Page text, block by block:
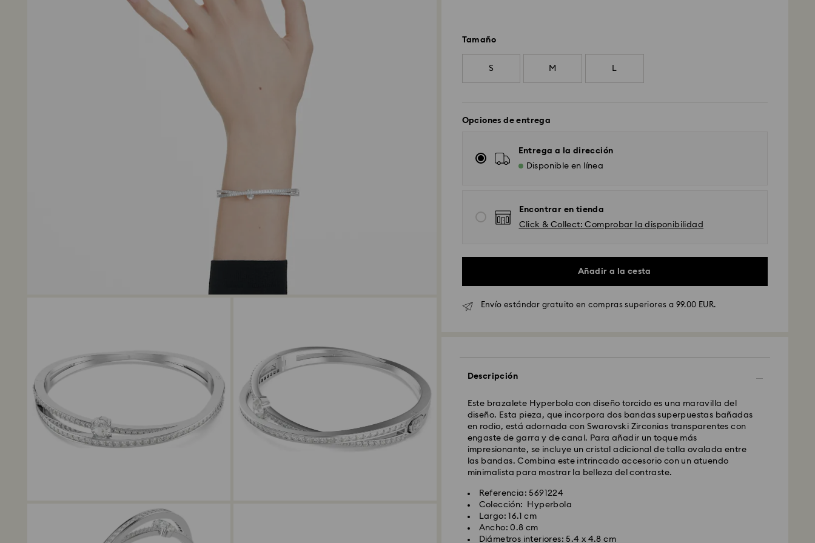
Tamaño
S M L
Opciones de entrega
Entrega a la dirección
Disponible en línea
Encontrar en tienda
Click & Collect: Comprobar la disponibilidad
Añadir a la cesta
Envío estándar gratuito en compras superiores a 99.00 EUR.
Descripción
Este brazalete Hyperbola con diseño torcido es una maravilla del
diseño. Esta pieza, que incorpora dos bandas superpuestas bañadas
en rodio, está adornada con Swarovski Zirconias transparentes con
engaste de garra y de canal. Para añadir un toque más
impresionante, se incluye un cristal adicional de talla ovalada entre
las bandas. Combina este intrincado accesorio con un atuendo
minimalista para mostrar la belleza del contraste.
Referencia: 5691224
Colección: Hyperbola
Largo: 16.1 cm
Ancho: 0.8 cm
Diámetros interiores: 5.4 x 4.8 cm
serán procesados y enviados el mismo día laboral.
procesamiento y envío.
(5-6 días a las Islas Baleares)
Coste envío estándar: EUR 6.95
Envío estándar gratuito por compras superiores a: EUR 99
Envío Exprés - FedEx
serán procesados y enviados el mismo día laboral.
Tiempo de envío exprés: 1-2 días laborables después del
procesamiento y envío.
Costo envío exprés : EUR 19